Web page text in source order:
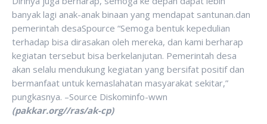
banyak lagi anak-anak binaan yang mendapat santunan.dan
pemerintah desaSpource “Semoga bentuk kepedulian
terhadap bisa dirasakan oleh mereka, dan kami berharap
kegiatan tersebut bisa berkelanjutan. Pemerintah desa
akan selalu mendukung kegiatan yang bersifat positif dan
bermanfaat untuk kemaslahatan masyarakat sekitar,”
pungkasnya. –Source Diskominfo-wwn
(pakkar.org//ras/ak-cp)